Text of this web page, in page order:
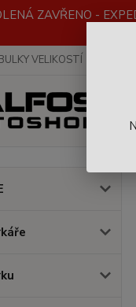
ZAVŘENO -
VELIKOSTÍ